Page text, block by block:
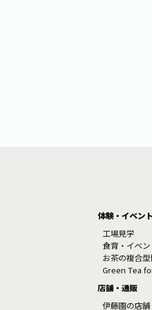
体験・イベント
工場見学
食育・イベ
お茶の複合
Green Tea
店舗・通販
伊藤園の店舗